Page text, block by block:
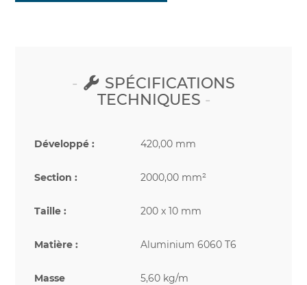
SPÉCIFICATIONS
TECHNIQUES
Développé : 420,00 mm
Section : 2000,00 mm²
Taille : 200 x 10 mm
Matière : Aluminium 6060 T6
Masse
5,60 kg/m